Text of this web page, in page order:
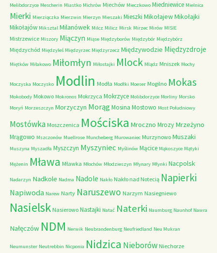
Melibdorzyce Mescherin Miastko Michrów Miechów Mieczkowo Miedniewice Mielnica
Mierki Mierziączka Mierzwin Mierzyn Mieszaki Mieszki MikołajewMikołajki
Mikołajów Miksztal Milanówek Milcz Milicz Mirsk Mirzec Mirów MISIE
Mistrzewice Miszory Miączyn Miąse Międzyborów Międzybór Międzybórz
Międzychód Międzyleś Międzyrzec Międzyrzecz Międzywodzie Międzyzdroje
Miętków Miłakowo Miłomłyn Miłostajki Mlock Mlądz Mniszek Mochy
Moczyska Moczysko Modlin Modła Modłki Moeser Mogilno Mokas
Mokobody Mokowo Mokronos Mokrzyca Mokrzyce Molibdorzyce Morliny Morsko
Moryń Morzeszczyn Morzyczyn MorągMosina Mostowo Most Południowy
Mostówka Moszczenica Mościska Mroczno Mrozy Mrzeżyno
Mrągowo Mszczonów Muellrose Muncheberg Murowaniec Murzynowo Muszaki
Muszyna Myszadła Myszczyn Myszyniec Myślinów Mącice Mąkoszyce Mątyki
Mężenin Mława Mławka Młochów Młodzieszyn Młynary Młynki Nacpolsk
Nadarzyn Nadkole Nadma Nadole Nakło Nakło nad Notecią Napierki
Napiwoda Narew Narty Naruszewo Narzym Nasiegniewo
Nasielsk Nasierowo Nastajki Natać Naterki Naumburg Naunhof Nawra
Nałęczów NDM Nerwik Neubrandenburg Neufriedland Neu Mukran
Neumunster Neutrebbin Nicponia Nidzica Nieborów Niechorze